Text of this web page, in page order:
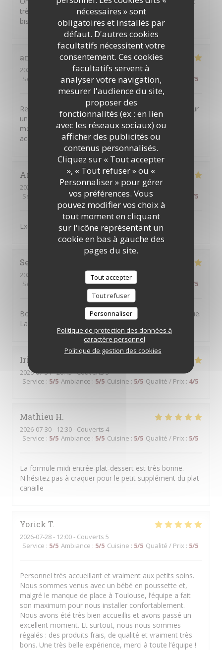
nécessaires » sont
obligatoires et installés par
défaut. D'autres cookies
facultatifs nécessitent votre
consentement. Ces cookies
facultatifs servent à
analyser votre navigation,
mesurer l'audience du site,
proposer des
fonctionnalités (ex : en lien
avec les réseaux sociaux) ou
afficher des publicités ou
contenus personnalisés.
Cliquez sur « Tout accepter
», « Tout refuser » ou «
Personnaliser » pour gérer
vos préférences. Vous
pouvez modifier vos choix à
tout moment en cliquant
sur l'icône représentant un
cookie en bas à gauche des
pages du site.
Tout accepter
Tout refuser
Personnaliser
Politique de protection des données à
caractère personnel
Politique de gestion des cookies
très raisonnable. Et puis c'est de la vraie cuisine de
bistrot telle qu'on rêve d'en trouver.
anne
2026-08-04
- 20:30 - Couverts 5
Service
Ambiance: 5/5 Cuisine: 5/5 Qualité / Prix /5
Restaurant très généreux avec des plats de qualité pour
un prix raisonnable ! Nous avons passé un super
moment et nous avons été très chaleureusement
accueillis ! Merci pour tout !
Antonio
2026-07-31
- 19:30 - Couverts 4
Service
Ambiance:5/5 Cuisine: 4/5 Qualité / Prix /5
Excellent service and very good food,
Severine
2026-07-30
- 20:30 - Couverts 2
Service
Ambiance:5/5 Cuisine:5 /5
Bonne adresse. L'accueil est chaleureux et sympathique.
La nourriture est très bonne. On y reviendra.
Irina
2026-07-31- 20:15 - Couverts 3
Service : 5/5 Ambiance : 5/5 Cuisine : 5/5 Qualité / Prix : 4/5
Mathieu H
2026-07-30- 12:30 - Couverts 4
Service : 5/5 Ambiance : 5/5 Cuisine : 5/5 Qualité / Prix : 5/5
La formule midi entrée-plat-dessert est très bonne.
N'hésitez pas à craquer pour le petit supplément du plat
canaille
Yorick T
2026-07-28- 12:00 - Couverts 5
Service : 5/5 Ambiance : 5/5 Cuisine : 5/5 Qualité / Prix : 5/5
Personnel très accueillant et vraiment aux petits soins.
Nous sommes venus avec un bébé en poussette et,
malgré le manque de place à Toulouse, l’équipe a fait
son maximum pour nous installer confortablement.
Nous avons été très bien accueillis et avons passé un
excellent moment. Et surtout, nous nous sommes
régalés : des produits frais, de qualité et vraiment très
bons. Une très belle expérience, merci à toute l’équipe !